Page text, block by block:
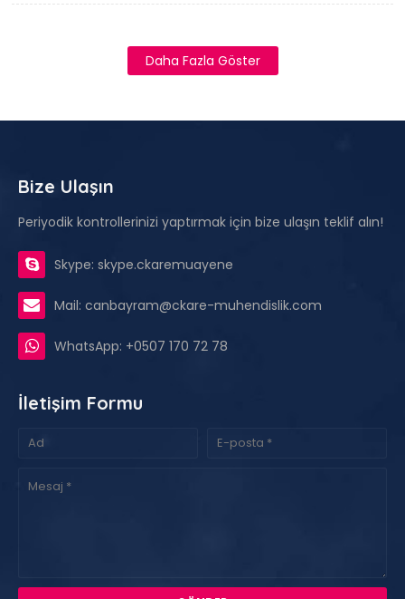
Daha Fazla Göster
Bize Ulaşın
Periyodik kontrollerinizi yaptırmak için bize ulaşın teklif alın!
Skype: skype.ckaremuayene
Mail: canbayram@ckare-muhendislik.com
WhatsApp: +0507 170 72 78
İletişim Formu